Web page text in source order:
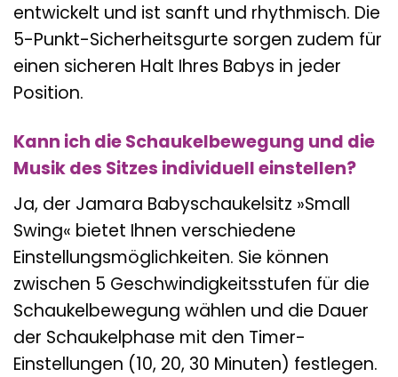
entwickelt und ist sanft und rhythmisch. Die
5-Punkt-Sicherheitsgurte sorgen zudem für
einen sicheren Halt Ihres Babys in jeder
Position.
Kann ich die Schaukelbewegung und die
Musik des Sitzes individuell einstellen?
Ja, der Jamara Babyschaukelsitz »Small
Swing« bietet Ihnen verschiedene
Einstellungsmöglichkeiten. Sie können
zwischen 5 Geschwindigkeitsstufen für die
Schaukelbewegung wählen und die Dauer
der Schaukelphase mit den Timer-
Einstellungen (10, 20, 30 Minuten) festlegen.